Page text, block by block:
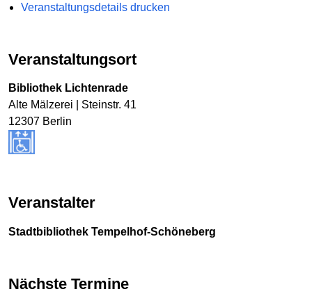
Veranstaltungsdetails drucken
Veranstaltungsort
Bibliothek Lichtenrade
Alte Mälzerei | Steinstr. 41
12307 Berlin
Veranstalter
Stadtbibliothek Tempelhof-Schöneberg
Nächste Termine